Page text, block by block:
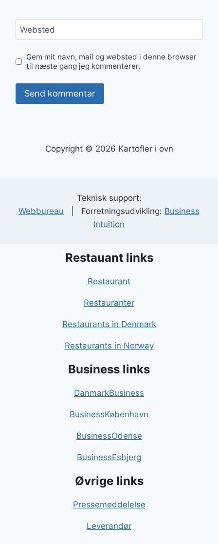
Websted
Gem mit navn, mail og websted i denne browser
til næste gang jeg kommenterer.
Copyright © 2026 Kartofler i ovn
Teknisk support:
Webbureau | Forretningsudvikling: Business
Intuition
Restauant links
Restaurant
Restauranter
Restaurants in Denmark
Restaurants in Norway
Business links
DanmarkBusiness
BusinessKøbenhavn
BusinessOdense
BusinessEsbjerg
Øvrige links
Pressemeddelelse
Leverandør